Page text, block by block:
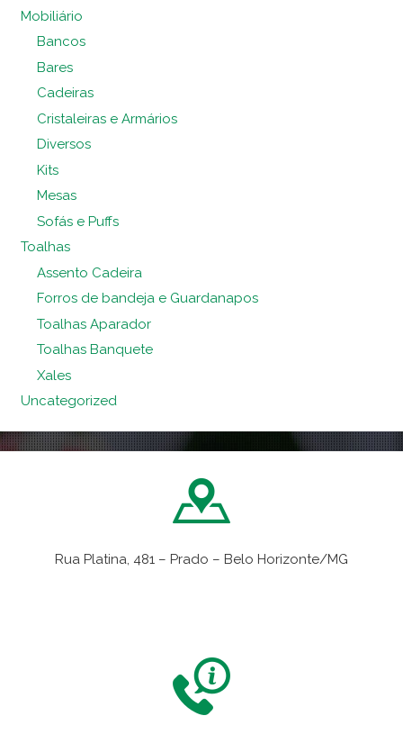
Mobiliário
Bancos
Bares
Cadeiras
Cristaleiras e Armários
Diversos
Kits
Mesas
Sofás e Puffs
Toalhas
Assento Cadeira
Forros de bandeja e Guardanapos
Toalhas Aparador
Toalhas Banquete
Xales
Uncategorized
Rua Platina, 481 – Prado – Belo Horizonte/MG